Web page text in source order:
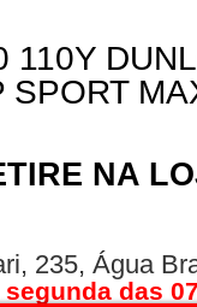
110Y
SPORT
NA
235, Água
das